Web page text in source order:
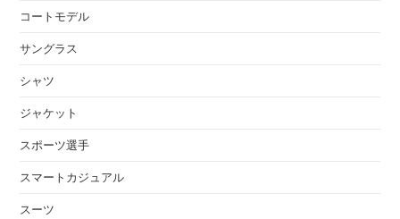
コートモデル
サングラス
シャツ
ジャケット
スポーツ選手
スマートカジュアル
スーツ